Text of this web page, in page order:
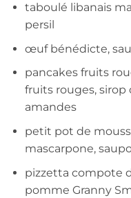
taboulé libanais
persil
œuf bénédicte,
pancakes fruits
fruits rouges, sirop
amandes
petit pot de
mascarpone,
pizzetta compote
pomme Granny